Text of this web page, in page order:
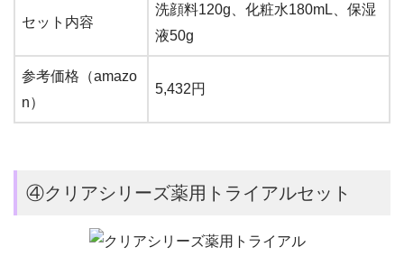
セット内容
洗顔料120g、化粧水180mL、保湿
液50g
参考価格（amazo
n）
5,432円
④クリアシリーズ薬用トライアルセット